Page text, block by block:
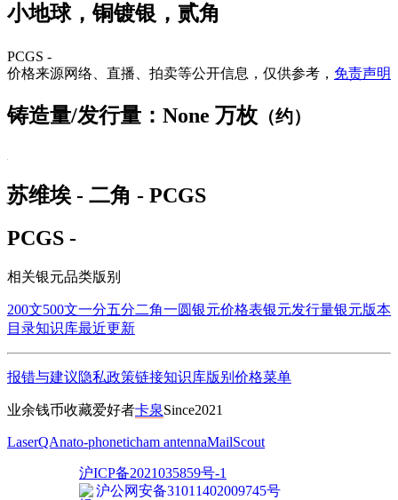
小地球，铜镀银，贰角
PCGS -
价格来源网络、直播、拍卖等公开信息，仅供参考， 免责声明
铸造量/发行量：None 万枚 （约）
苏维埃 - 二角 - PCGS
PCGS -
相关银元品类版别
200文500文一分五分二角一圆银元价格表银元发行量银元版本
目录知识库最近更新
报错与建议隐私政策链接知识库版别 价格菜单
业余钱币收藏爱好者卡泉Since2021
LaserQAnato-phoneticham antennaMailScout
沪ICP备2021035859号-1
沪公网安备31011402009745号